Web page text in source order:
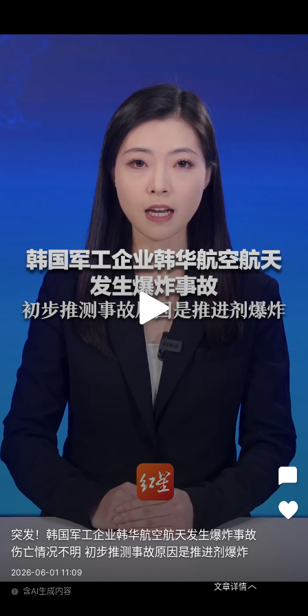
突发！韩国军工企业韩华航空航天发生爆炸事故
伤亡情况不明 初步推测事故原因是推进剂爆炸
2026-06-01 11:09
内容为转载
含AI生成内容
文章详情